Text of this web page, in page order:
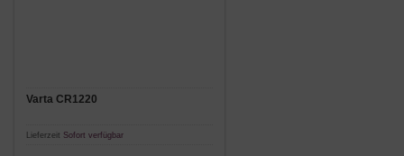
Varta CR1220
Lieferzeit Sofort verfügbar